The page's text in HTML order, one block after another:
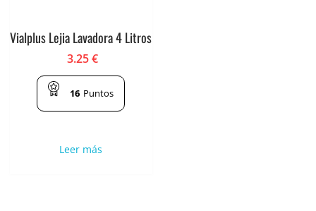
Vialplus Lejia Lavadora 4 Litros
3.25€
16 Puntos
Leer más